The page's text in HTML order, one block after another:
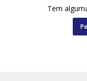
Tem